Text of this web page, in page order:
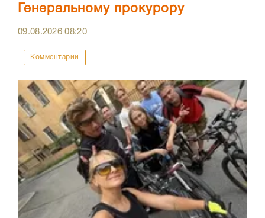
Генеральному прокурору
09.08.202608:20
Комментарии